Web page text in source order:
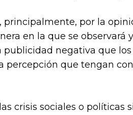
principalmente, por la
en la que se observará
negativa que
que tengan
crisis sociales o políticas